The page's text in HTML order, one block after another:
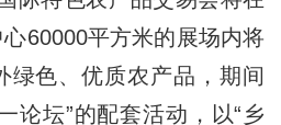
60000平方米的展场内将
绿色、优质农产品，期间
论坛”的配套活动，以“乡